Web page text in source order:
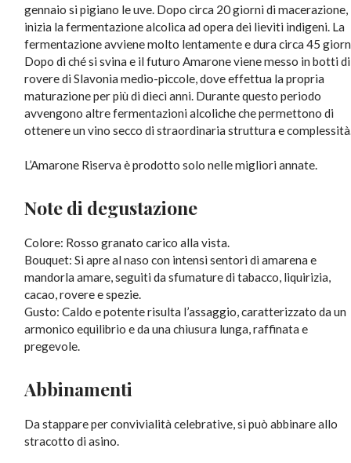
gennaio si pigiano le uve. Dopo circa 20 giorni di macerazione,
inizia la fermentazione alcolica ad opera dei lieviti indigeni. La
fermentazione avviene molto lentamente e dura circa 45
Dopo di ché si svina e il futuro Amarone viene messo in botti di
rovere di Slavonia medio-piccole, dove effettua la propria
maturazione per più di dieci anni. Durante questo periodo
avvengono altre fermentazioni alcoliche che permettono di
ottenere un vino secco di straordinaria struttura e
L’Amarone Riserva è prodotto solo nelle migliori annate.
Note di degustazione
Colore: Rosso granato carico alla vista.
Bouquet: Si apre al naso con intensi sentori di amarena e
mandorla amare, seguiti da sfumature di tabacco, liquirizia,
cacao, rovere e spezie.
Gusto: Caldo e potente risulta l’assaggio, caratterizzato da un
armonico equilibrio e da una chiusura lunga, raffinata e
pregevole.
Abbinamenti
Da stappare per convivialità celebrative, si può abbinare allo
stracotto di asino.